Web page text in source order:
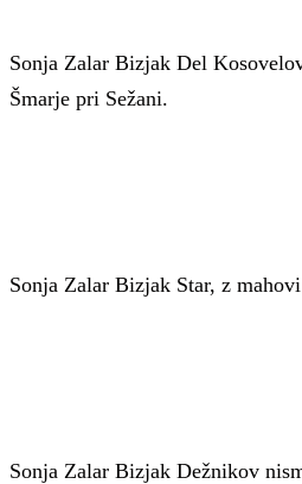
Sonja Zalar Bizjak Del
Šmarje pri Sežani.
Sonja Zalar Bizjak Star, z
Sonja Zalar Bizjak Dežnikov